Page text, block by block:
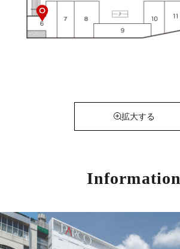
拡大する
Information